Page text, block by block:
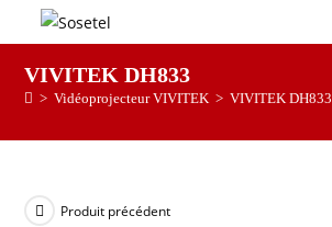
VIVITEK DH833
> Vidéoprojecteur VIVITEK > VIVITEK DH833
Produit précédent